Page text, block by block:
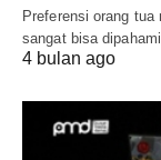
Preferensi orang
sangat bisa
4 bulan ago